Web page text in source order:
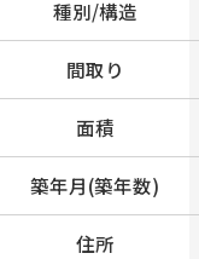
種別/構造
間取り
面積
築年月(築年数)
住所